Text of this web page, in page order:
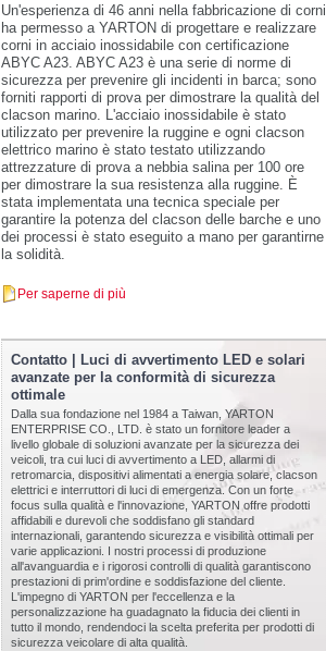
Un'esperienza di 46 anni nella fabbricazione di corni
ha permesso a YARTON di progettare e realizzare
corni in acciaio inossidabile con certificazione
ABYC A23. ABYC A23 è una serie di norme di
sicurezza per prevenire gli incidenti in barca; sono
forniti rapporti di prova per dimostrare la qualità del
clacson marino. L'acciaio inossidabile è stato
utilizzato per prevenire la ruggine e ogni clacson
elettrico marino è stato testato utilizzando
attrezzature di prova a nebbia salina per 100 ore
per dimostrare la sua resistenza alla ruggine. È
stata implementata una tecnica speciale per
garantire la potenza del clacson delle barche e uno
dei processi è stato eseguito a mano per garantirne
la solidità.
Per saperne di più
Contatto | Luci di avvertimento LED e solari
avanzate per la conformità di sicurezza
ottimale
Dalla sua fondazione nel 1984 a Taiwan, YARTON
ENTERPRISE CO., LTD. è stato un fornitore leader a
livello globale di soluzioni avanzate per la sicurezza dei
veicoli, tra cui luci di avvertimento a LED, allarmi di
retromarcia, dispositivi alimentati a energia solare, clacson
elettrici e interruttori di luci di emergenza. Con un forte
focus sulla qualità e l'innovazione, YARTON offre prodotti
affidabili e durevoli che soddisfano gli standard
internazionali, garantendo sicurezza e visibilità ottimali per
varie applicazioni. I nostri processi di produzione
all'avanguardia e i rigorosi controlli di qualità garantiscono
prestazioni di prim'ordine e soddisfazione del cliente.
L'impegno di YARTON per l'eccellenza e la
personalizzazione ha guadagnato la fiducia dei clienti in
tutto il mondo, rendendoci la scelta preferita per prodotti di
sicurezza veicolare di alta qualità.